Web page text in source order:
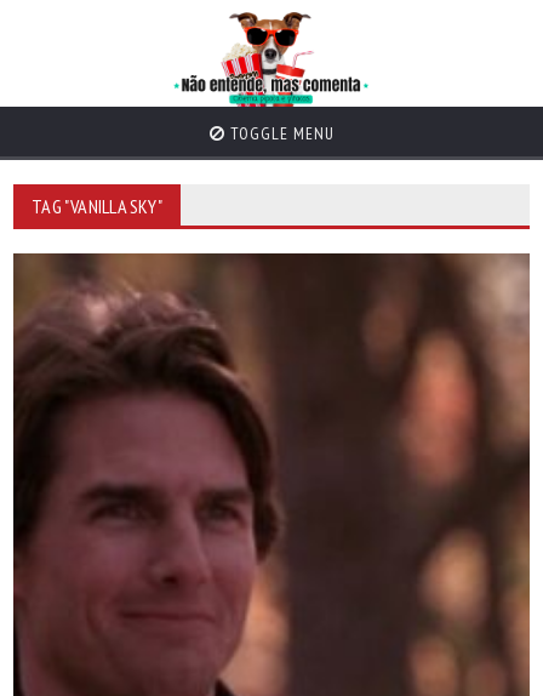
TOGGLE MENU
TAG "VANILLA SKY"